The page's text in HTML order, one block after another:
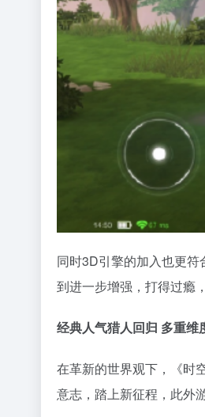
同时3D引擎的加入也更
到进一步增强，打得过瘾
经典人气猎人回归 多重维
在革新的世界观下，《时
意志，踏上新征程，此外